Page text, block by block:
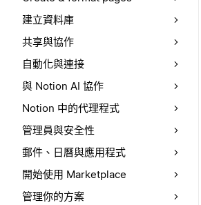
建立資料庫
共享與協作
自動化與連接
與 Notion AI 協作
Notion 中的代理程式
管理員與安全性
郵件、日曆與應用程式
開始使用 Marketplace
管理你的方案